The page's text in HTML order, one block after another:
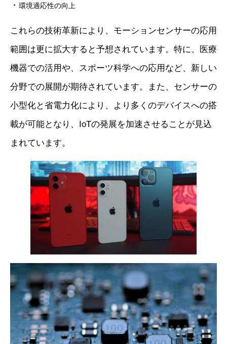
・ 環境適応性の向上
これらの技術革新により、モーションセンサーの応用
範囲は更に拡大すると予想されています。特に、医療
機器での活用や、スポーツ科学への応用など、新しい
分野での展開が期待されています。また、センサーの
小型化と省電力化により、より多くのデバイスへの搭
載が可能となり、IoTの発展を加速させることが見込
まれています。